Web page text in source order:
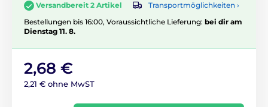
Versandbereit 2 Artikel
Transportmöglichkeiten ›
Bestellungen bis 16:00, Voraussichtliche Lieferung: bei dir am
Dienstag 11. 8.
2,68 €
2,21 € ohne MwST